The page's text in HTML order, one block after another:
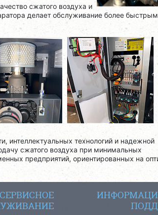
сжатого воздуха и
делает обслуживание более
интеллектуальных технологий и надежной
сжатого воздуха при минимальных
предприятий, ориентированных на
СЕРВИСНОЕ